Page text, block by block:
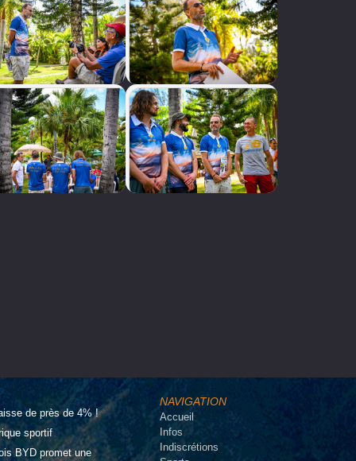
de près de 4% !
sportif
BYD promet une
NAVIGATION
Accueil
Infos
Indiscrétions